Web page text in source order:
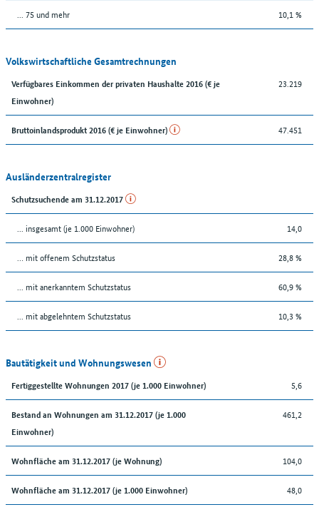
... 75 und mehr 10,1 %
Volkswirtschaftliche Gesamtrechnungen
Verfügbares Einkommen der privaten Haushalte 2016 (€ je
Einwohner)
23.219
Bruttoinlandsprodukt 2016 (€ je Einwohner) 47.451
Ausländerzentralregister
Schutzsuchende am 31.12.2017
... insgesamt (je 1.000 Einwohner) 14,0
… mit offenem Schutzstatus 28,8 %
... mit anerkanntem Schutzstatus 60,9 %
... mit abgelehntem Schutzstatus 10,3 %
Bautätigkeit und Wohnungswesen
Fertiggestellte Wohnungen 2017 (je 1.000 Einwohner) 5,6
Bestand an Wohnungen am 31.12.2017 (je 1.000
Einwohner)
461,2
Wohnfläche am 31.12.2017 (je Wohnung) 104,0
Wohnfläche am 31.12.2017 (je 1.000 Einwohner) 48,0